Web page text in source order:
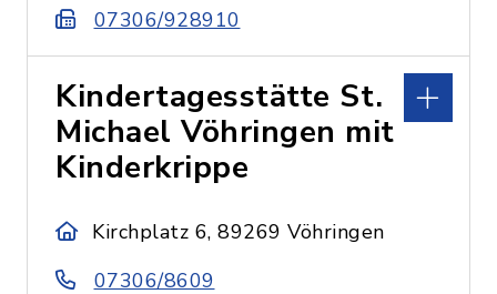
07306/928910
Kindertagesstätte St.
Michael Vöhringen mit
Kinderkrippe
Kirchplatz 6, 89269 Vöhringen
07306/8609